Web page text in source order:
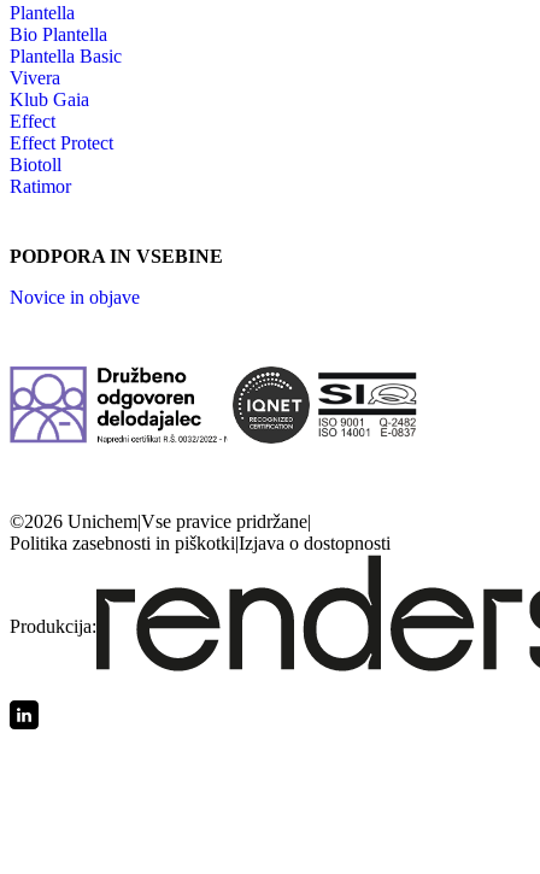
Plantella
Bio Plantella
Plantella Basic
Vivera
Klub Gaia
Effect
Effect Protect
Biotoll
Ratimor
PODPORA IN VSEBINE
Novice in objave
©2026 Unichem|Vse pravice pridržane|
Politika zasebnosti in piškotki|Izjava o dostopnosti
Produkcija: